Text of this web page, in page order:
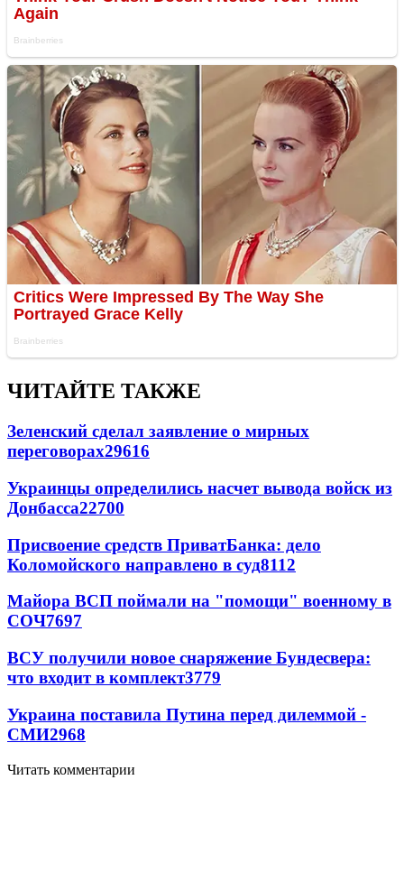
ЧИТАЙТЕ ТАКЖЕ
Зеленский сделал заявление о мирных
переговорах29616
Украинцы определились насчет вывода войск из
Донбасса22700
Присвоение средств ПриватБанка: дело
Коломойского направлено в суд8112
Майора ВСП поймали на "помощи" военному в
СОЧ7697
ВСУ получили новое снаряжение Бундесвера:
что входит в комплект3779
Украина поставила Путина перед дилеммой -
СМИ2968
Читать комментарии